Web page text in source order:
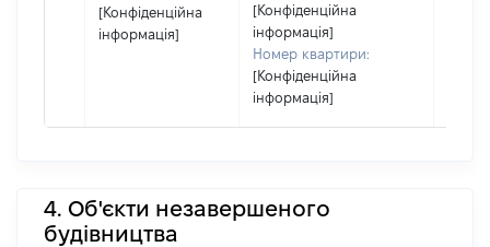
[Конфіденційна
інформація]
[Конфіденційна
інформація]
Номер квартири:
[Конфіденційна
інформація]
4. Об'єкти незавершеного
будівництва